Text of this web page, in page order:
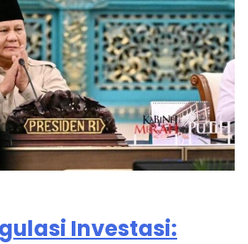
Investasi: